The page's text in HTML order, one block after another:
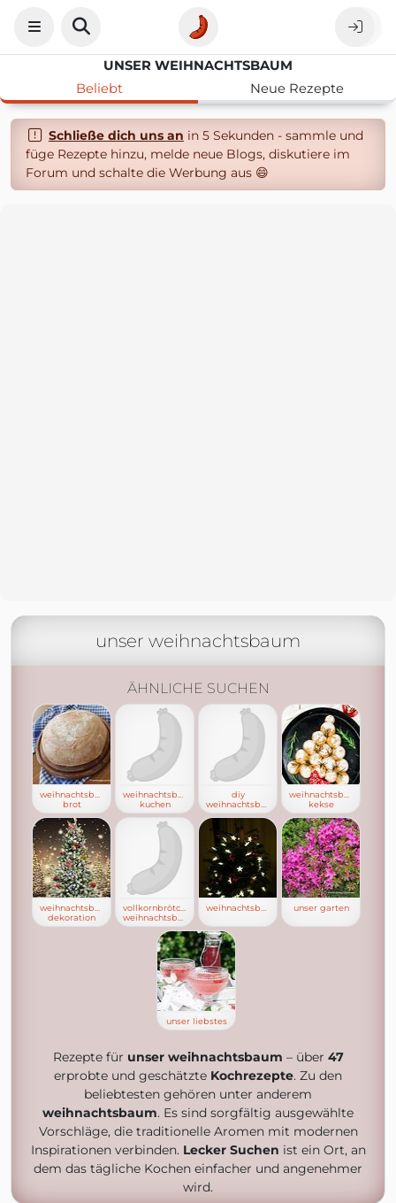
UNSER WEIHNACHTSBAUM
Beliebt
Neue Rezepte
Schließe dich uns an in 5 Sekunden - sammle und
füge Rezepte hinzu, melde neue Blogs, diskutiere im
Forum und schalte die Werbung aus 😄
unser weihnachtsbaum
ÄHNLICHE SUCHEN
weihnachtsbaum-
brot
weihnachtsbaum
kuchen
diy
weihnachtsbaum
kekse
weihnachtsbaum
dekoration
vollkornbrötchen
unser garten
unser liebstes
Rezepte für unser weihnachtsbaum – über 47
erprobte und geschätzte Kochrezepte. Zu den
beliebtesten gehören unter anderem
weihnachtsbaum. Es sind sorgfältig ausgewählte
Vorschläge, die traditionelle Aromen mit modernen
Inspirationen verbinden. Lecker Suchen ist ein Ort, an
dem das tägliche Kochen einfacher und angenehmer
wird.